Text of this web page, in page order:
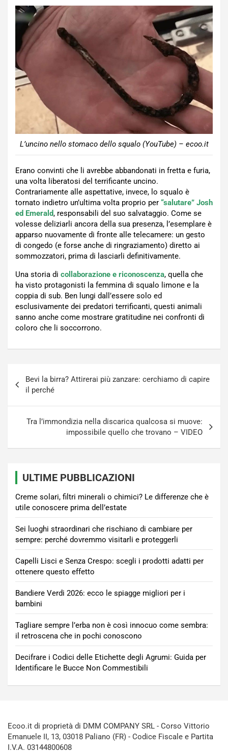
L’uncino nello stomaco dello squalo (YouTube) – ecoo.it
Erano convinti che li avrebbe abbandonati in fretta e furia,
una volta liberatosi del terrificante uncino.
Contrariamente alle aspettative, invece, lo squalo è
tornato indietro un’ultima volta proprio per “salutare” Josh
ed Emerald, responsabili del suo salvataggio. Come se
volesse deliziarli ancora della sua presenza, l’esemplare è
apparso nuovamente di fronte alle telecamere: un gesto
di congedo (e forse anche di ringraziamento) diretto ai
sommozzatori, prima di lasciarli definitivamente.
Una storia di collaborazione e riconoscenza, quella che
ha visto protagonisti la femmina di squalo limone e la
coppia di sub. Ben lungi dall’essere solo ed
esclusivamente dei predatori terrificanti, questi animali
sanno anche come mostrare gratitudine nei confronti di
coloro che li soccorrono.
articoli
Bevi la birra? Attirerai più zanzare: cerchiamo di capire
il perché
Tra l’immondizia nella discarica qualcosa si muove:
impossibile quello che trovano – VIDEO
ULTIME PUBBLICAZIONI
Creme solari, filtri minerali o chimici? Le differenze che è
utile conoscere prima dell’estate
Sei luoghi straordinari che rischiano di cambiare per
sempre: perché dovremmo visitarli e proteggerli
Capelli Lisci e Senza Crespo: scegli i prodotti adatti per
ottenere questo effetto
Bandiere Verdi 2026: ecco le spiagge migliori per i
bambini
Tagliare sempre l’erba non è così innocuo come sembra:
il retroscena che in pochi conoscono
Decifrare i Codici delle Etichette degli Agrumi: Guida per
Identificare le Bucce Non Commestibili
Ecoo.it di proprietà di DMM COMPANY SRL - Corso Vittorio
Emanuele II, 13, 03018 Paliano (FR) - Codice Fiscale e Partita
I.V.A. 03144800608